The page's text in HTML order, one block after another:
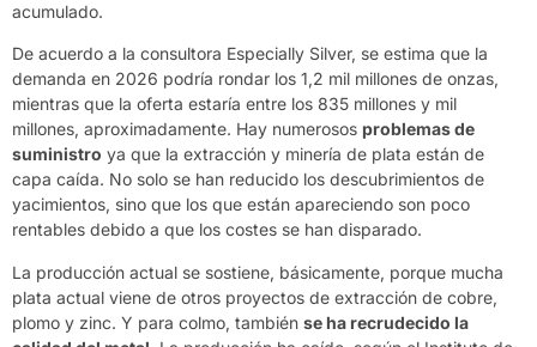
acumulado.
De acuerdo a la consultora Especially Silver, se estima que la
demanda en 2026 podría rondar los 1,2 mil millones de onzas,
mientras que la oferta estaría entre los 835 millones y mil
millones, aproximadamente. Hay numerosos problemas de
suministro ya que la extracción y minería de plata están de
capa caída. No solo se han reducido los descubrimientos de
yacimientos, sino que los que están apareciendo son poco
rentables debido a que los costes se han disparado.
La producción actual se sostiene, básicamente, porque mucha
plata actual viene de otros proyectos de extracción de cobre,
plomo y zinc. Y para colmo, también se ha recrudecido la